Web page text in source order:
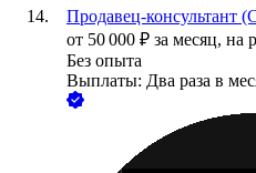
Продавец-консультант
от 50 000 ₽ за месяц, на
Без опыта
Выплаты: Два раза в